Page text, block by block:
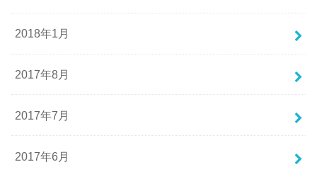
2018年1月
2017年8月
2017年7月
2017年6月